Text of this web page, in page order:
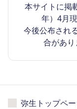
本サイトに掲
年）4月
今後公布され
合があり
弥生トップペ